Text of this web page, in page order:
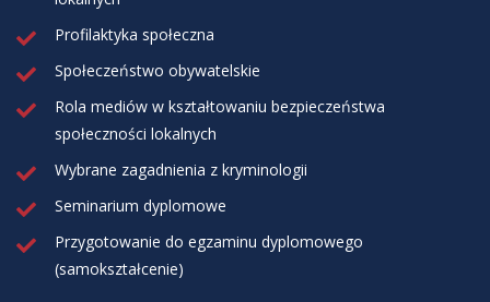
Profilaktyka społeczna
Społeczeństwo obywatelskie
Rola mediów w kształtowaniu bezpieczeństwa
społeczności lokalnych
Wybrane zagadnienia z kryminologii
Seminarium dyplomowe
Przygotowanie do egzaminu dyplomowego
(samokształcenie)